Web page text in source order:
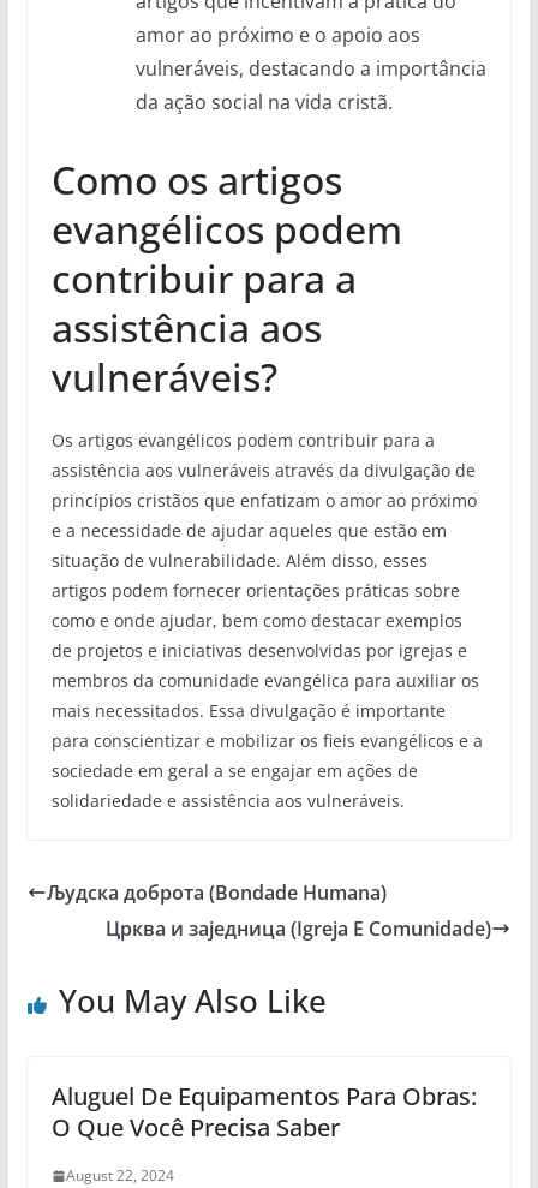
amor ao próximo e o apoio aos
vulneráveis, destacando a importância
da ação social na vida cristã.
Como os artigos
evangélicos podem
contribuir para a
assistência aos
vulneráveis?
Os artigos evangélicos podem contribuir para a
assistência aos vulneráveis através da divulgação de
princípios cristãos que enfatizam o amor ao próximo
e a necessidade de ajudar aqueles que estão em
situação de vulnerabilidade. Além disso, esses
artigos podem fornecer orientações práticas sobre
como e onde ajudar, bem como destacar exemplos
de projetos e iniciativas desenvolvidas por igrejas e
membros da comunidade evangélica para auxiliar os
mais necessitados. Essa divulgação é importante
para conscientizar e mobilizar os fieis evangélicos e a
sociedade em geral a se engajar em ações de
solidariedade e assistência aos vulneráveis.
Људска доброта (Bondade Humana)
Црква и заједница (Igreja E Comunidade)
You May Also Like
Aluguel De Equipamentos Para Obras:
O Que Você Precisa Saber
August 22, 2024